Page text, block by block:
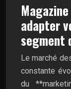
adapter
segment
Le marché
constante
du